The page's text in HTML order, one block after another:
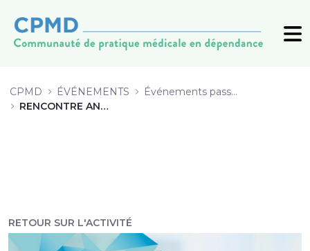
CPMD ÉVÉNEMENTS
Événements passés (archive)
RENCONTRE ANNUELLE 2019
RETOUR SUR L'ACTIVITÉ